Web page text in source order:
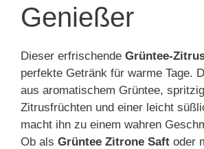
Genießer
Dieser erfrischende Grüntee-
perfekte Getränk für warme Tage.
aus aromatischem Grüntee,
Zitrusfrüchten und einer leicht
macht ihn zu einem wahren
Ob als Grüntee Zitrone Saft oder